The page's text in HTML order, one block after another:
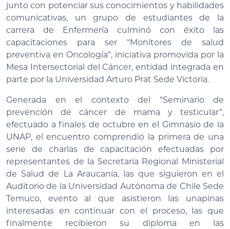
junto con potenciar sus conocimientos y habilidades
comunicativas, un grupo de estudiantes de la
carrera de Enfermería culminó con éxito las
capacitaciones para ser “Monitores de salud
preventiva en Oncología”, iniciativa promovida por la
Mesa Intersectorial del Cáncer, entidad integrada en
parte por la Universidad Arturo Prat Sede Victoria.
Generada en el contexto del “Seminario de
prevención de cáncer de mama y testicular”,
efectuado a finales de octubre en el Gimnasio de la
UNAP, el encuentro comprendió la primera de una
serie de charlas de capacitación efectuadas por
representantes de la Secretaría Regional Ministerial
de Salud de La Araucanía, las que siguieron en el
Auditorio de la Universidad Autónoma de Chile Sede
Temuco, evento al que asistieron las unapinas
interesadas en continuar con el proceso, las que
finalmente recibieron su diploma en las